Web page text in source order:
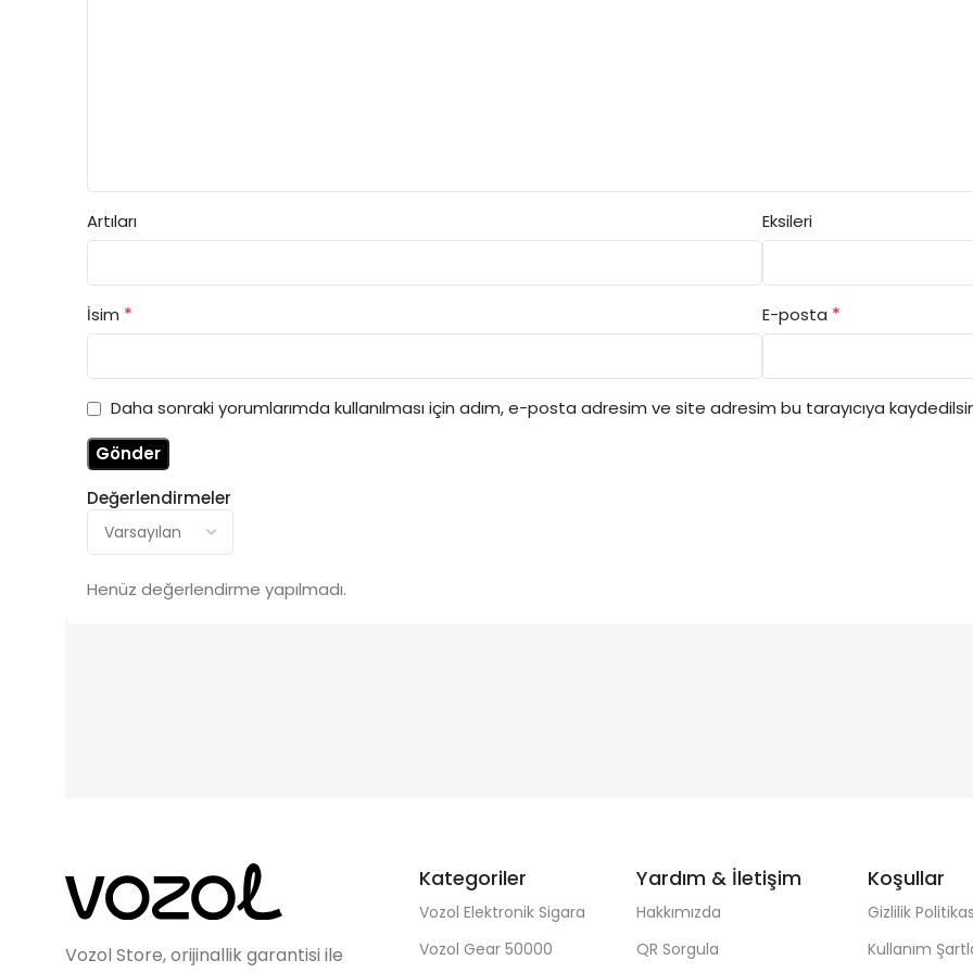
Değerlendirmeler
Henüz değerlendirme yapılmadı.
Artıları Eksileri
İsim * E-posta *
Daha sonraki yorumlarımda kullanılması için adım, e-posta adresim ve site adresim bu tarayıcıya
Vozol Store, orijinallik garantisi ile
Kategoriler
Vozol Elektronik Sigara
Vozol Gear 50000
Yardım & İletişim
Hakkımızda
QR Sorgula
Koşullar
Gizlilik
Kullanım